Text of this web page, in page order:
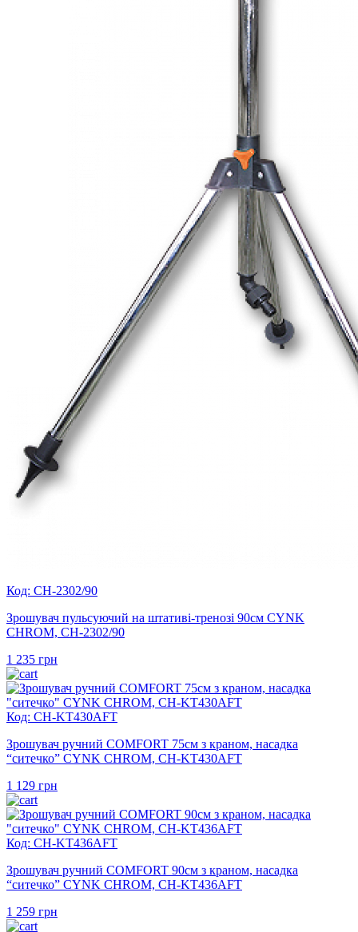
Код: CH-2302/90
Зрошувач пульсуючий на штативі-тренозі 90см CYNK
CHROM, CH-2302/90
1 235 грн
Код: CH-KT430AFT
Зрошувач ручний COMFORT 75см з краном, насадка
“ситечко” CYNK CHROM, CH-KT430AFT
1 129 грн
Код: CH-KT436AFT
Зрошувач ручний COMFORT 90см з краном, насадка
“ситечко” CYNK CHROM, CH-KT436AFT
1 259 грн